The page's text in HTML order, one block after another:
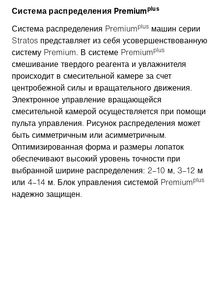
Система распределения Premiumplus
Система распределения Premiumplus машин серии
Stratos представляет из себя усовершенствованную
систему Premium. В системе Premiumplus
смешивание твердого реагента и увлажнителя
происходит в смесительной камере за счет
центробежной силы и вращательного движения.
Электронное управление вращающейся
смесительной камерой осуществляется при помощи
пульта управления. Рисунок распределения может
быть симметричным или асимметричным.
Оптимизированная форма и размеры лопаток
обеспечивают высокий уровень точности при
выбранной ширине распределения: 2–10 м, 3–12 м
или 4–14 м. Блок управления системой Premiumplus
надежно защищен.